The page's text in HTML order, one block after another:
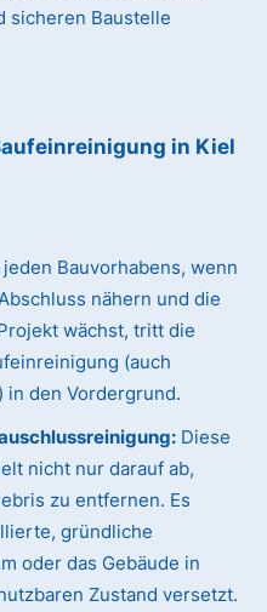
sicheren Baustelle
in Kiel
Bauvorhabens, wenn
nähern und die
wächst, tritt die
(auch
in den Vordergrund.
Diese
nicht nur darauf ab,
zu entfernen. Es
gründliche
oder das Gebäude in
Zustand versetzt.